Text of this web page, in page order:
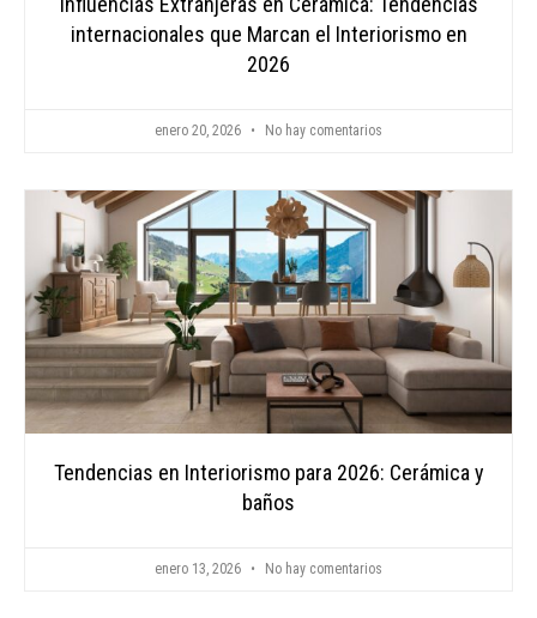
internacionales que Marcan el Interiorismo en
2026
enero 20, 2026 No hay comentarios
Tendencias en Interiorismo para 2026: Cerámica y
baños
enero 13, 2026 No hay comentarios